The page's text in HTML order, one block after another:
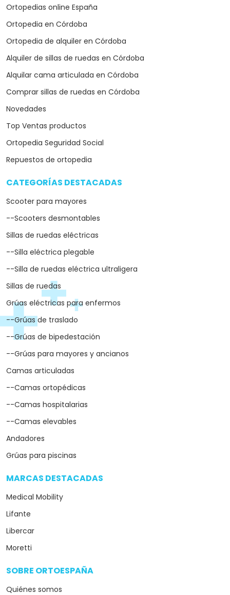
Ortopedias online España
Ortopedia en Córdoba
Ortopedia de alquiler en Córdoba
Alquiler de sillas de ruedas en Córdoba
Alquilar cama articulada en Córdoba
Comprar sillas de ruedas en Córdoba
Novedades
Top Ventas productos
Ortopedia Seguridad Social
Repuestos de ortopedia
CATEGORÍAS DESTACADAS
Scooter para mayores
--Scooters desmontables
Sillas de ruedas eléctricas
--Silla eléctrica plegable
--Silla de ruedas eléctrica ultraligera
Sillas de ruedas
Grúas eléctricas para enfermos
--Grúas de traslado
--Grúas de bipedestación
--Grúas para mayores y ancianos
Camas articuladas
--Camas ortopédicas
--Camas hospitalarias
--Camas elevables
Andadores
Grúas para piscinas
MARCAS DESTACADAS
Medical Mobility
Lifante
Libercar
Moretti
SOBRE ORTOESPAÑA
Quiénes somos